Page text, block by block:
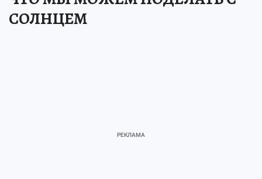
СОЛНЦЕМ